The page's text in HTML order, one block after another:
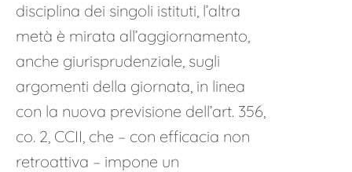
disciplina dei singoli istituti, l’altra
metà è mirata all’aggiornamento,
anche giurisprudenziale, sugli
argomenti della giornata, in linea
con la nuova previsione dell’art. 356,
co. 2, CCII, che – con efficacia non
retroattiva – impone un